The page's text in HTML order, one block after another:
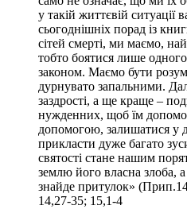
у такій життєвій
сьогоднішніх порад із
сітей смерті, ми маємо,
тобто боятися лише
законом. Маємо бути
дурнувато запальними.
заздрості, а ще краще –
нужденних, щоб їм
допомогою, залишатися у
прикласти дуже багато
святості стане нашим
землю його власна злоба,
знайде притулок»
14,27-35; 15,1-4